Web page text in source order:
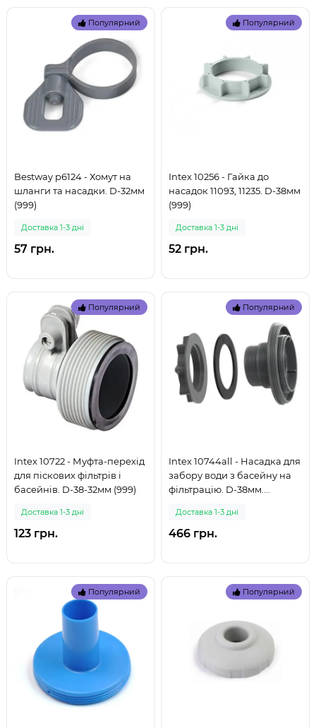
Популярний
Bestway p6124 - Хомут на
шланги та насадки. D-32мм
(999)
Доставка 1-3 дні
57 грн.
Популярний
Intex 10256 - Гайка до
насадок 11093, 11235. D-38мм
(999)
Доставка 1-3 дні
52 грн.
Популярний
Intex 10722 - Муфта-перехід
для піскових фільтрів і
басейнів. D-38-32мм (999)
Доставка 1-3 дні
123 грн.
Популярний
Intex 10744all - Насадка для
забору води з басейну на
фільтрацію. D-38мм.
Доставка 1-3 дні
466 грн.
Популярний Популярний